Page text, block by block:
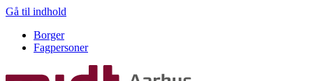
Gå til indhold
Borger
Fagpersoner